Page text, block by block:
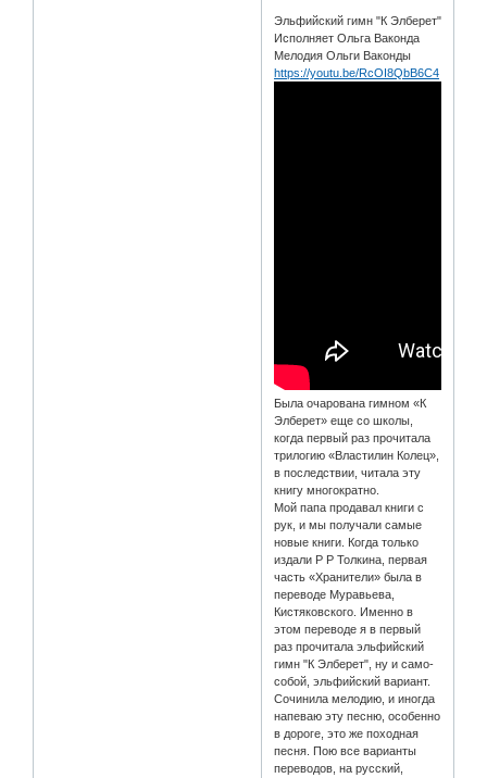
Эльфийский гимн "К Элберет"
Исполняет Ольга Ваконда
Мелодия Ольги Ваконды
https://youtu.be/RcOI8QbB6C4
Была очарована гимном «К
Элберет» еще со школы,
когда первый раз прочитала
трилогию «Властилин Колец»,
в последствии, читала эту
книгу многократно.
Мой папа продавал книги с
рук, и мы получали самые
новые книги. Когда только
издали Р Р Толкина, первая
часть «Хранители» была в
переводе Муравьева,
Кистяковского. Именно в
этом переводе я в первый
раз прочитала эльфийский
гимн "К Элберет", ну и само-
собой, эльфийский вариант.
Сочинила мелодию, и иногда
напеваю эту песню, особенно
в дороге, это же походная
песня. Пою все варианты
переводов, на русский,